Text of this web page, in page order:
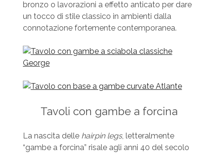
bronzo o lavorazioni a effetto anticato per dare
un tocco di stile classico in ambienti dalla
connotazione fortemente contemporanea.
Tavoli con gambe a forcina
La nascita delle hairpin legs, letteralmente
“gambe a forcina” risale agli anni 40 del secolo